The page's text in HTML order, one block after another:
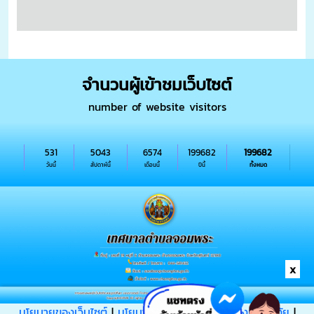
x
จำนวนผู้เข้าชมเว็บไซต์
number of website visitors
วันนี้
531
สัปดาห์นี้
5043
เดือนนี้
6574
ปีนี้
199682
ทั้งหมด
199682